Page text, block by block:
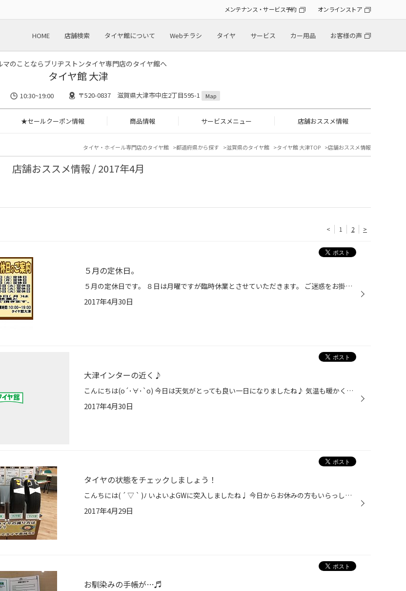
メンテナンス・サービス予約 オンラインストア
HOME 店舗検索 タイヤ館について Webチラシ タイヤ サービス カー用品 お客様の声
マのことならブリヂストンタイヤ専門店のタイヤ館へ
タイヤ館 大津
10:30~19:00 〒520-0837 滋賀県大津市中庄2丁目595-1 Map
★セールクーポン情報 商品情報 サービスメニュー 店舗おススメ情報
タイヤ・ホイール専門店のタイヤ館 都道府県から探す 滋賀県のタイヤ館 タイヤ館 大津TOP 店舗おススメ情報
店舗おススメ情報 / 2017年4月
< 1 2 >
５月の定休日。
５月の定休日です。 ８日は月曜ですが臨時休業とさせていただきます。 ご迷惑をお掛けしますが宜しくお願い致します。
2017年4月30日
大津インターの近く♪
こんにちは(o´･∀･`o) 今日は天気がとっても良い一日になりましたね♪ 気温も暖かく絶好のおでかけ日和だったのではないでしょうか(*ﾟｪﾟ*) お出かけといえば高速道路を使用される方も多いと思います!! 今はサービスエリアの食べ物がＴＶで紹介されたりと グルメも充実しててとっても楽しいですよね♪ ...
2017年4月30日
タイヤの状態をチェックしましょう！
こんちには( ´ ▽ ` )ﾉ いよいよGWに突入しましたね♩ 今日からお休みの方もいらっしゃるのでは ないでしょうか？（＾ω＾） GWのお出かけに車を使用する機会が増えるとおもいます！ 出先での急なタイヤのトラブルって困りものですよね(´･_･`) そんなトラブルが発生する前に ぜひタイヤ館大津にタイヤ...
2017年4月29日
お馴染みの手帳が…♬